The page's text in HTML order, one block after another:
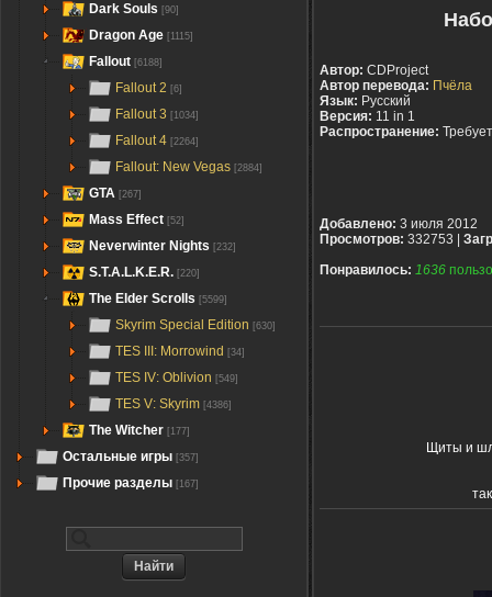
Dark Souls [90]
Dragon Age [1115]
Fallout [6188]
Fallout 2 [6]
Fallout 3 [1034]
Fallout 4 [2264]
Fallout: New Vegas [2884]
GTA [267]
Mass Effect [52]
Neverwinter Nights [232]
S.T.A.L.K.E.R. [220]
The Elder Scrolls [5599]
Skyrim Special Edition [630]
TES III: Morrowind [34]
TES IV: Oblivion [549]
TES V: Skyrim [4386]
The Witcher [177]
Остальные игры [357]
Прочие разделы [167]
Автор: CDProject
Автор перевода: Пчёла
Язык: Русский
Версия: 11 in 1
Распространение:
Добавлено: 3 июля 2012
Просмотров: 332753 |
Понравилось: 1636
Щиты и